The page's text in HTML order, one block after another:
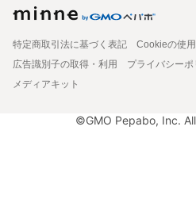
特定商取引法に基づく表記
Cookieの使
広告識別子の取得・利用
プライバシーポ
メディアキット
©GMO Pepabo, Inc.